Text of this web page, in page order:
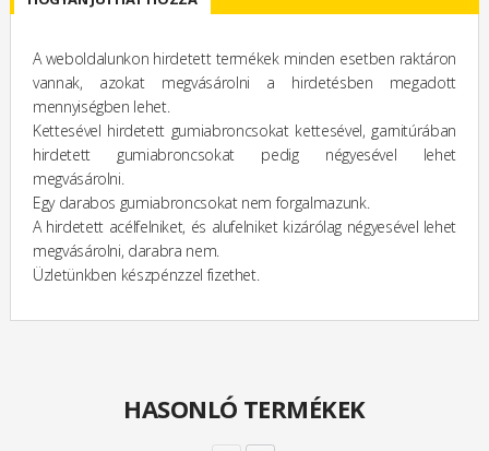
A weboldalunkon hirdetett termékek minden esetben raktáron
vannak, azokat megvásárolni a hirdetésben megadott
mennyiségben lehet.
Kettesével hirdetett gumiabroncsokat kettesével, garnitúrában
hirdetett gumiabroncsokat pedig négyesével lehet
megvásárolni.
Egy darabos gumiabroncsokat nem forgalmazunk.
A hirdetett acélfelniket, és alufelniket kizárólag négyesével lehet
megvásárolni, darabra nem.
Üzletünkben készpénzzel fizethet.
HASONLÓ TERMÉKEK